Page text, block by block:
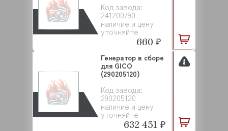
Код завода:
241200790
наличие и цену
уточняйте
660 ₽
Код завода:
290205120
наличие и цену
уточняйте
Генератор в сборе
для GICO
(290205120)
632 451 ₽